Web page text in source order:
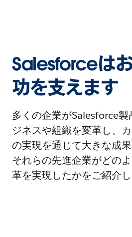
Salesforceは
功を支えます
多くの企業がSalesforce
ジネスや組織を変革し、
の実現を通じて大きな成果
それらの先進企業がどの
革を実現したかをご紹介し